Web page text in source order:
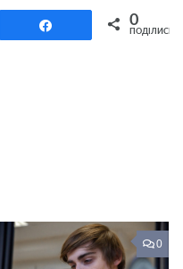
Поділитися0
ПОДІЛИСЬ
0